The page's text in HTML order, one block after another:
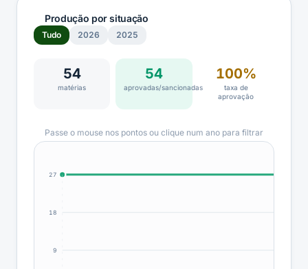
Produção por situação
Tudo 2026 2025
54
matérias
54
aprovadas/sancionadas
100%
taxa de
aprovação
Passe o mouse nos pontos ou clique num ano para filtrar
9
18
27